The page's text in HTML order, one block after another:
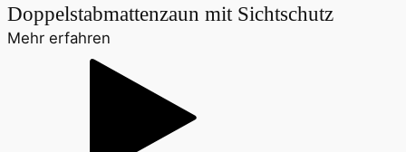
Doppelstabmattenzaun mit Sichtschutz
Mehr erfahren